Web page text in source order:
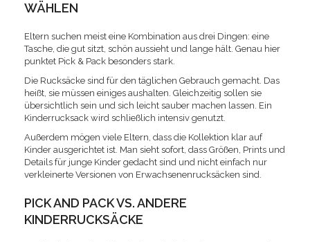
WÄHLEN
Eltern suchen meist eine Kombination aus drei Dingen: eine
Tasche, die gut sitzt, schön aussieht und lange hält. Genau hier
punktet Pick & Pack besonders stark.
Die Rucksäcke sind für den täglichen Gebrauch gemacht. Das
heißt, sie müssen einiges aushalten. Gleichzeitig sollen sie
übersichtlich sein und sich leicht sauber machen lassen. Ein
Kinderrucksack wird schließlich intensiv genutzt.
Außerdem mögen viele Eltern, dass die Kollektion klar auf
Kinder ausgerichtet ist. Man sieht sofort, dass Größen, Prints und
Details für junge Kinder gedacht sind und nicht einfach nur
verkleinerte Versionen von Erwachsenenrucksäcken sind.
PICK AND PACK VS. ANDERE
KINDERRUCKSÄCKE